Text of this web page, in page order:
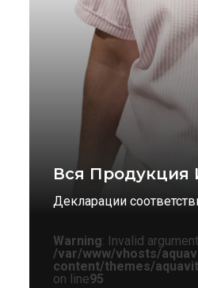
Вся Продукция
Декларации
Warning: Invalid
/var/www/vhosts/
content/themes/
on line95